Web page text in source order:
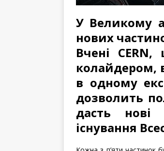
У Великому
нових
Вчені
колайдером,
в одному
дозволить
дасть нові
існування